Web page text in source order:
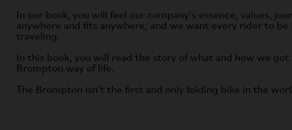
In our book, you will feel our company's essence, values,
anywhere and fits anywhere; and we want every rider to
traveling.
In this book, you will read the story of what and how we
Brompton way of life.
The Brompton isn't the first and only folding bike in the